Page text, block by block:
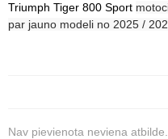
Triumph Tiger 800 Sport
par jauno modeli no 2025 /
Nav pievienota neviena atbilde.